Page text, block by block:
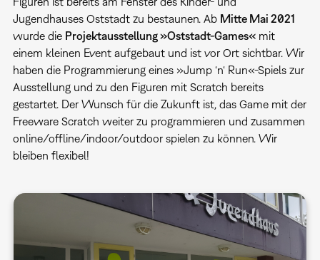
Jugendhauses Oststadt zu bestaunen. Ab Mitte Mai 2021
wurde die Projektausstellung »Oststadt-Games«mit
einem kleinen Event aufgebaut und ist vor Ort sichtbar. Wir
haben die Programmierung eines »Jump ‘n‘ Run«-Spiels zur
Ausstellung und zu den Figuren mit Scratch bereits
gestartet. Der Wunsch für die Zukunft ist, das Game mit der
Freeware Scratch weiter zu programmieren und zusammen
online/offline/indoor/outdoor spielen zu können. Wir
bleiben flexibel!